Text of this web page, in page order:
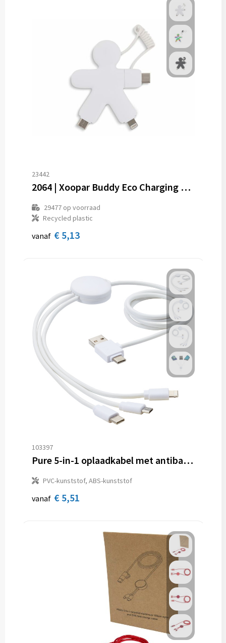
23442
2064 | Xoopar Buddy Eco Charging Cable
29477op voorraad
Recycled plastic
vanaf € 5,13
103397
Pure 5-in-1 oplaadkabel met antibacterieel additief
PVC-kunststof, ABS-kunststof
vanaf € 5,51